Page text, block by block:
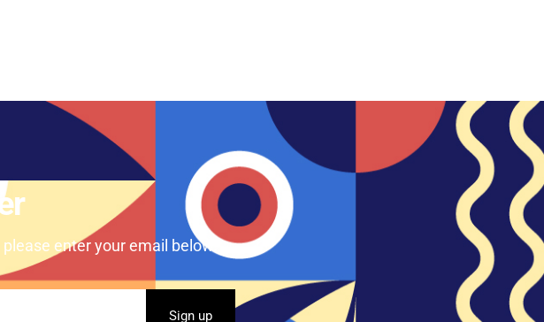
enter your email below.